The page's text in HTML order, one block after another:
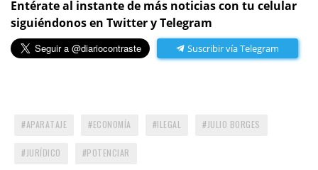
Entérate al instante de más noticias con tu celular
siguiéndonos en Twitter y Telegram
Suscribir vía Telegram
APARATAJE ECONOMÍA ILEGAL JULIO BORGES
JURÍDICO POTENCIAR